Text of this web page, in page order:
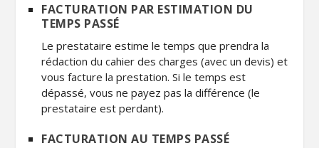
FACTURATION PAR ESTIMATION DU
TEMPS PASSÉ
Le prestataire estime le temps que prendra la
rédaction du cahier des charges (avec un devis) et
vous facture la prestation. Si le temps est
dépassé, vous ne payez pas la différence (le
prestataire est perdant).
FACTURATION AU TEMPS PASSÉ